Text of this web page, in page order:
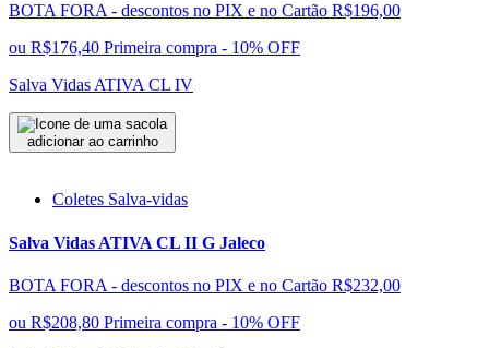
BOTA FORA - descontos no PIX e no Cartão R$196,00
ou R$176,40 Primeira compra - 10% OFF
Salva Vidas ATIVA CL IV
adicionar ao carrinho
Coletes Salva-vidas
Salva Vidas ATIVA CL II G Jaleco
BOTA FORA - descontos no PIX e no Cartão R$232,00
ou R$208,80 Primeira compra - 10% OFF